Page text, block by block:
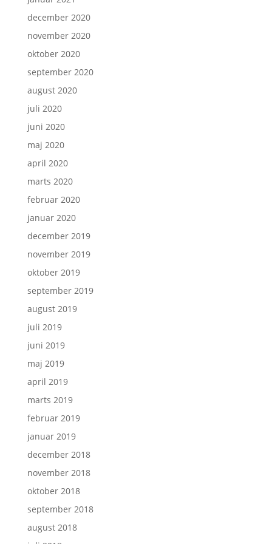
december 2020
november 2020
oktober 2020
september 2020
august 2020
juli 2020
juni 2020
maj 2020
april 2020
marts 2020
februar 2020
januar 2020
december 2019
november 2019
oktober 2019
september 2019
august 2019
juli 2019
juni 2019
maj 2019
april 2019
marts 2019
februar 2019
januar 2019
december 2018
november 2018
oktober 2018
september 2018
august 2018